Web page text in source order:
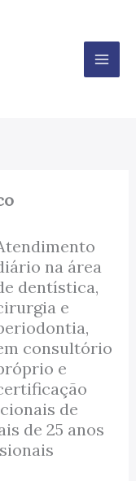
na área
dentística,
e
consultório
e
de
de 25 anos